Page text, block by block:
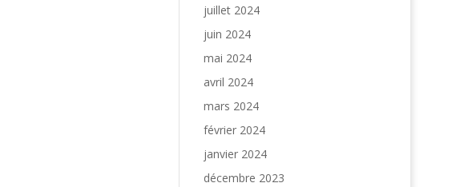
juillet 2024
juin 2024
mai 2024
avril 2024
mars 2024
février 2024
janvier 2024
décembre 2023